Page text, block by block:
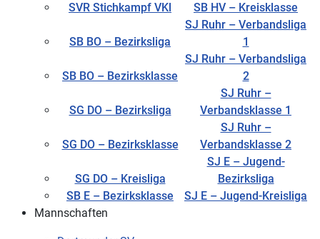
SVR Stichkampf VKl
SB HV – Kreisklasse
SB BO – Bezirksliga
SJ Ruhr – Verbandsliga
1
SB BO – Bezirksklasse
SJ Ruhr – Verbandsliga
2
SG DO – Bezirksliga
SJ Ruhr –
Verbandsklasse 1
SG DO – Bezirksklasse
SJ Ruhr –
Verbandsklasse 2
SG DO – Kreisliga
SJ E – Jugend-
Bezirksliga
SB E – Bezirksklasse
SJ E – Jugend-Kreisliga
Mannschaften